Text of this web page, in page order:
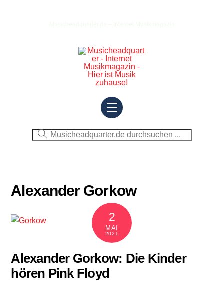
Menu
Alexander Gorkow
2
MAI
2021
Alexander Gorkow: Die Kinder
hören Pink Floyd